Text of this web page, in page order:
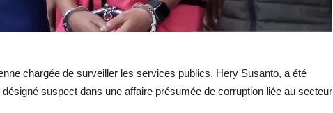
chargée de surveiller les services publics, Hery Susanto, a été
suspect dans une affaire présumée de corruption liée au secteur